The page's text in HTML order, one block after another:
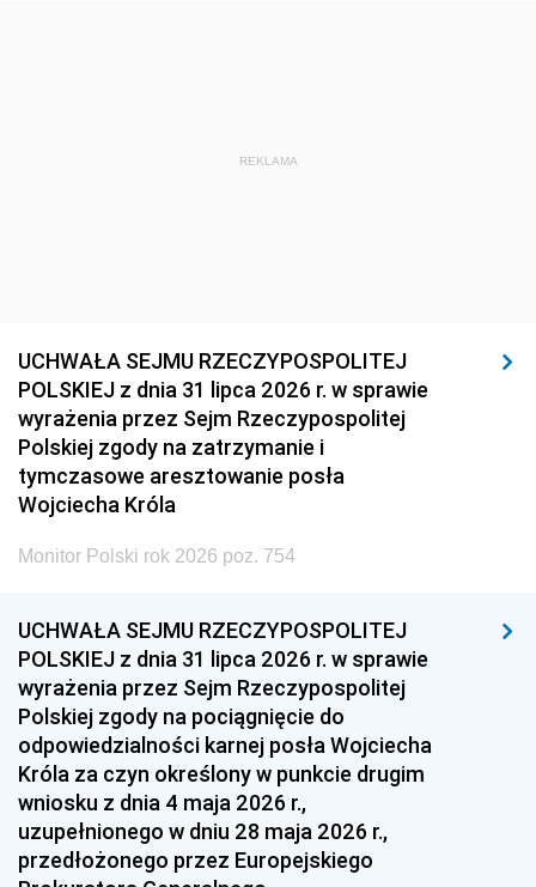
REKLAMA
UCHWAŁA SEJMU RZECZYPOSPOLITEJ
POLSKIEJ z dnia 31 lipca 2026 r. w sprawie
wyrażenia przez Sejm Rzeczypospolitej
Polskiej zgody na zatrzymanie i
tymczasowe aresztowanie posła
Wojciecha Króla
Monitor Polski rok 2026 poz. 754
UCHWAŁA SEJMU RZECZYPOSPOLITEJ
POLSKIEJ z dnia 31 lipca 2026 r. w sprawie
wyrażenia przez Sejm Rzeczypospolitej
Polskiej zgody na pociągnięcie do
odpowiedzialności karnej posła Wojciecha
Króla za czyn określony w punkcie drugim
wniosku z dnia 4 maja 2026 r.,
uzupełnionego w dniu 28 maja 2026 r.,
przedłożonego przez Europejskiego